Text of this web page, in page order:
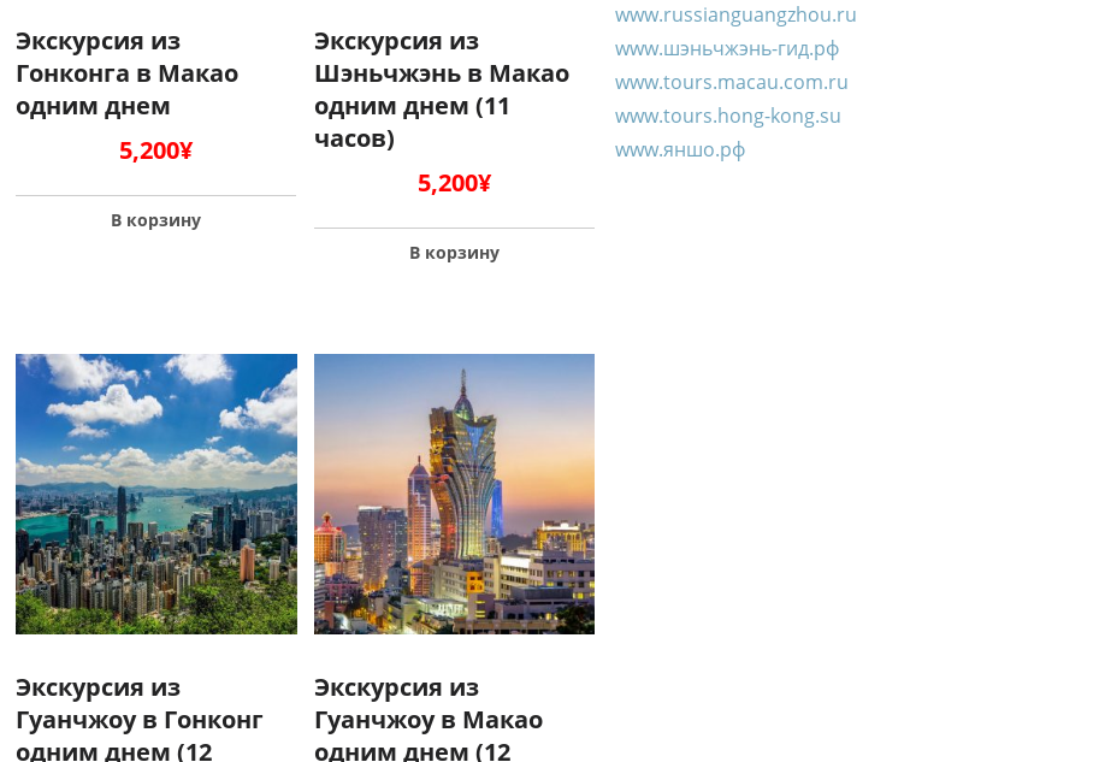
Экскурсия из
Гонконга в Макао
одним днем
5,200¥
В корзину
Экскурсия из
Шэньчжэнь в Макао
одним днем (11
часов)
5,200¥
В корзину
Экскурсия из
Гуанчжоу в Гонконг
одним днем (12
Экскурсия из
Гуанчжоу в Макао
одним днем (12
www.russianguangzhou.ru
www.шэньчжэнь-гид.рф
www.tours.macau.com.ru
www.tours.hong-kong.su
www.яншо.рф